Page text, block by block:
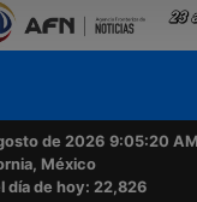
de 2026 9:05:21 AM
México
día de hoy: 22,826